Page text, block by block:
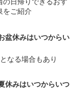
をご紹介
盆休みはいつからい
なる場合もあり
休みはいつからいつ